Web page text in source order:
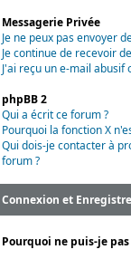
Messagerie Privée
Je ne peux pas envoyer
Je continue de recevoir
J'ai reçu un e-mail
phpBB 2
Qui a écrit ce forum ?
Pourquoi la fonction X
Qui dois-je contacter à
forum ?
Connexion et
Pourquoi ne puis-je